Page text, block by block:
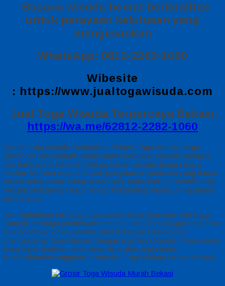
Busana wisuda hemat berkualitas
untuk perayaan kelulusan yang
mengesankan
WhatsApp: 0812-2282-1060
Wibesite
: https://www.jualtogawisuda.com
Jual Toga Wisuda Terpercaya Bekasi,
https://wa.me/62812-2282-1060
Grosir Toga Wisuda Berkualitas Bekasi, Toga wisuda harga
ekonomis kini menjadi pilihan utama berbagai sekolah, kampus,
dan lembaga untuk menyelenggarakan wisuda dengan biaya
efisien. Momen wisuda adalah pengalaman istimewa yang hanya
terjadi sekali dalam hidup seseorang. Maka dari itu, memilih toga
wisuda berkualitas tetap menjadi hal penting meskipun harganya
bersahabat.
Kini, kebutuhan terhadap toga wisuda terjangkau semakin tinggi.
Banyak lembaga pendidikan mencari solusi terbaik agar tetap bisa
menghadirkan acara wisuda yang berkesan tanpa harus
mengeluarkan biaya besar. Dengan memilih konveksi toga wisuda
yang tepat, kualitas tetap dapat diperoleh tanpa harus
mengorbankan anggaran. Konveksi Toga Wisuda Murah Bekasi,